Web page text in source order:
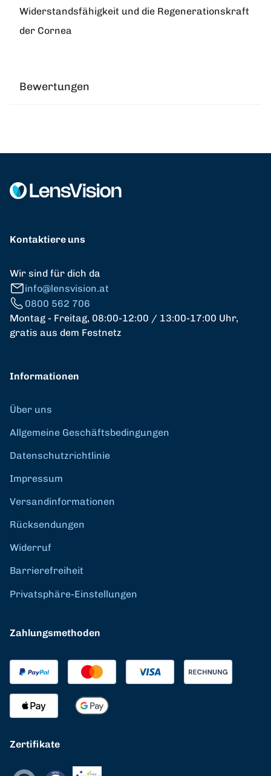
Widerstandsfähigkeit und die Regenerationskraft
der Cornea
Bewertungen
Kontaktiere uns
Wir sind für dich da
info@lensvision.at
0800 562 706
Montag - Freitag, 08:00-12:00 / 13:00-17:00 Uhr,
gratis aus dem Festnetz
Informationen
Über uns
Allgemeine Geschäftsbedingungen
Datenschutzrichtlinie
Impressum
Versandinformationen
Rücksendungen
Widerruf
Barrierefreiheit
Privatsphäre-Einstellungen
Zahlungsmethoden
Zertifikate